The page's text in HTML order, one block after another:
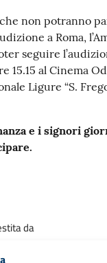
non potranno
a Roma,
seguire
15.15 al Cinema
Ligure “S.
e i signori
da